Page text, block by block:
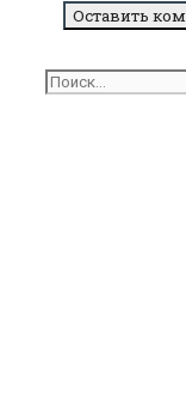
Поиск
для: